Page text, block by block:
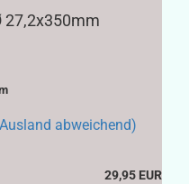
27,2x350mm
abweichend)
29,95 EUR